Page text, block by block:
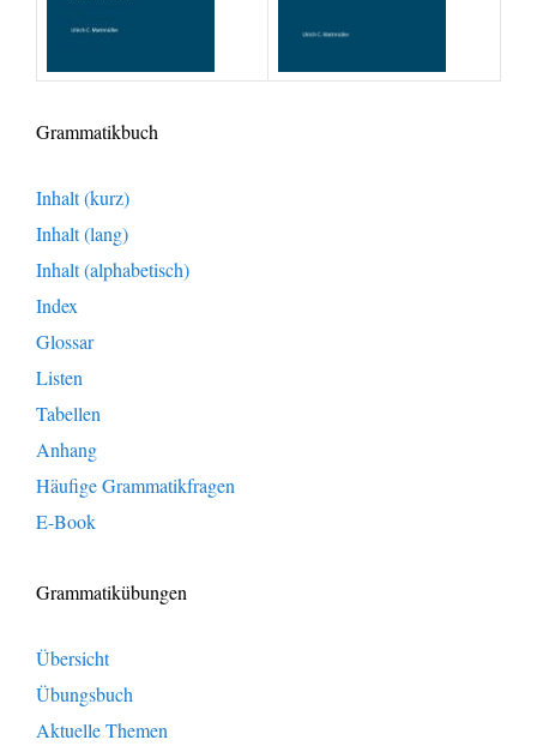
Grammatikbuch
Inhalt (kurz)
Inhalt (lang)
Inhalt (alphabetisch)
Index
Glossar
Listen
Tabellen
Anhang
Häufige Grammatikfragen
E-Book
Grammatikübungen
Übersicht
Übungsbuch
Aktuelle Themen